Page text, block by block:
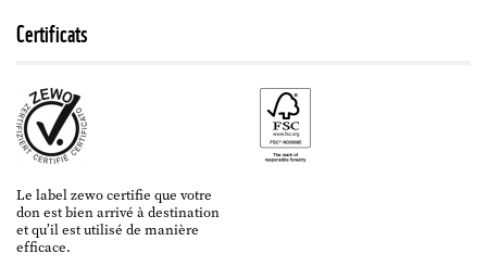
Certificats
Le label zewo certifie que votre
don est bien arrivé à destination
et qu’il est utilisé de manière
efficace.